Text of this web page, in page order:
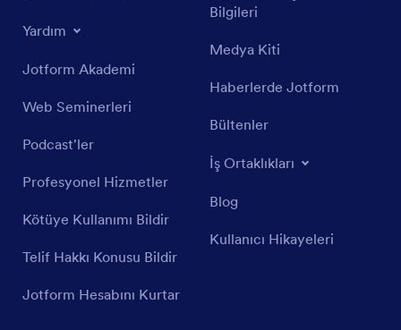
Yardım
Jotform Akademi
Web Seminerleri
Podcast'ler
Profesyonel Hizmetler
Kötüye Kullanımı Bildir
Telif Hakkı Konusu Bildir
Jotform Hesabını Kurtar
Bilgileri
Medya Kiti
Haberlerde Jotform
Bültenler
İş Ortaklıkları
Blog
Kullanıcı Hikayeleri